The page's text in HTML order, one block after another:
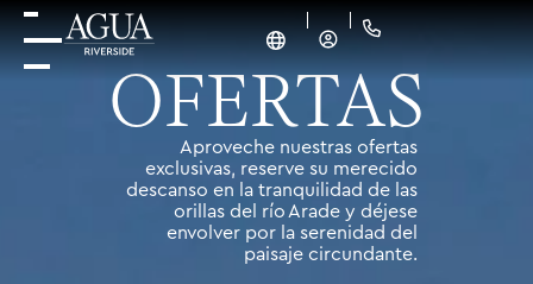
OFERTAS
Aproveche nuestras ofertas
exclusivas, reserve su merecido
descanso en la tranquilidad de las
orillas del río Arade y déjese
envolver por la serenidad del
paisaje circundante.